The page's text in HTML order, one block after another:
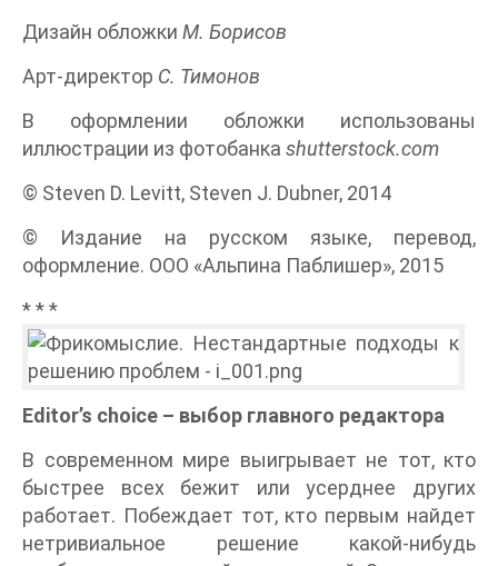
Дизайн обложки М. Борисов
Арт-директор С. Тимонов
В оформлении обложки использованы
иллюстрации из фотобанка shutterstock.com
© Steven D. Levitt, Steven J. Dubner, 2014
© Издание на русском языке, перевод,
оформление. ООО «Альпина Паблишер», 2015
* * *
Editor’s choice – выбор главного редактора
В современном мире выигрывает не тот, кто
быстрее всех бежит или усерднее других
работает. Побеждает тот, кто первым найдет
нетривиальное решение какой-нибудь